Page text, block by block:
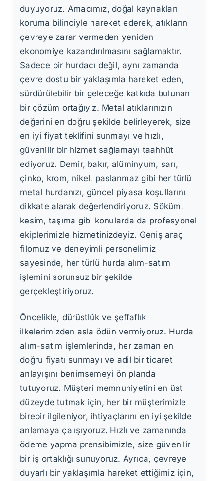
duyuyoruz. Amacımız, doğal kaynakları
koruma bilinciyle hareket ederek, atıkların
çevreye zarar vermeden yeniden
ekonomiye kazandırılmasını sağlamaktır.
Sadece bir hurdacı değil, aynı zamanda
çevre dostu bir yaklaşımla hareket eden,
sürdürülebilir bir geleceğe katkıda bulunan
bir çözüm ortağıyız. Metal atıklarınızın
değerini en doğru şekilde belirleyerek, size
en iyi fiyat teklifini sunmayı ve hızlı,
güvenilir bir hizmet sağlamayı taahhüt
ediyoruz. Demir, bakır, alüminyum, sarı,
çinko, krom, nikel, paslanmaz gibi her türlü
metal hurdanızı, güncel piyasa koşullarını
dikkate alarak değerlendiriyoruz. Söküm,
kesim, taşıma gibi konularda da profesyonel
ekiplerimizle hizmetinizdeyiz. Geniş araç
filomuz ve deneyimli personelimiz
sayesinde, her türlü hurda alım-satım
işlemini sorunsuz bir şekilde
gerçekleştiriyoruz.
Öncelikle, dürüstlük ve şeffaflık
ilkelerimizden asla ödün vermiyoruz. Hurda
alım-satım işlemlerinde, her zaman en
doğru fiyatı sunmayı ve adil bir ticaret
anlayışını benimsemeyi ön planda
tutuyoruz. Müşteri memnuniyetini en üst
düzeyde tutmak için, her bir müşterimizle
birebir ilgileniyor, ihtiyaçlarını en iyi şekilde
anlamaya çalışıyoruz. Hızlı ve zamanında
ödeme yapma prensibimizle, size güvenilir
bir iş ortaklığı sunuyoruz. Ayrıca, çevreye
duyarlı bir yaklaşımla hareket ettiğimiz için,